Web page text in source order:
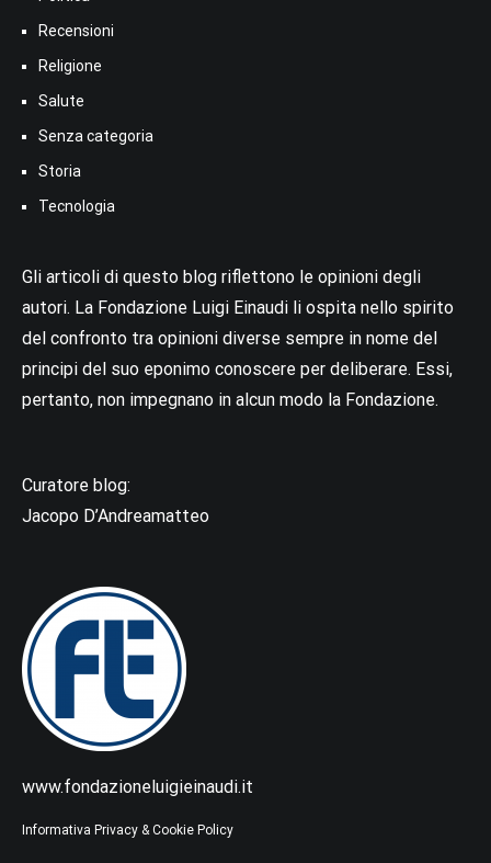
Recensioni
Religione
Salute
Senza categoria
Storia
Tecnologia
Gli articoli di questo blog riflettono le opinioni degli
autori. La Fondazione Luigi Einaudi li ospita nello spirito
del confronto tra opinioni diverse sempre in nome del
principi del suo eponimo conoscere per deliberare. Essi,
pertanto, non impegnano in alcun modo la Fondazione.
Curatore blog:
Jacopo D’Andreamatteo
www.fondazioneluigieinaudi.it
Informativa Privacy & Cookie Policy